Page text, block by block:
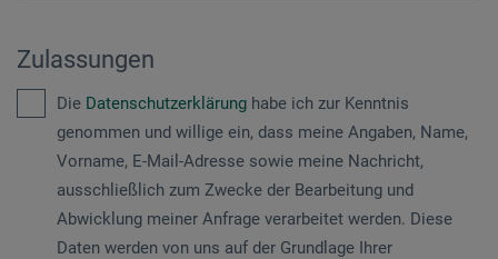
Zulassungen
Die Datenschutzerklärung habe ich zur Kenntnis
genommen und willige ein, dass meine Angaben, Name,
Vorname, E-Mail-Adresse sowie meine Nachricht,
ausschließlich zum Zwecke der Bearbeitung und
Abwicklung meiner Anfrage verarbeitet werden. Diese
Daten werden von uns auf der Grundlage Ihrer